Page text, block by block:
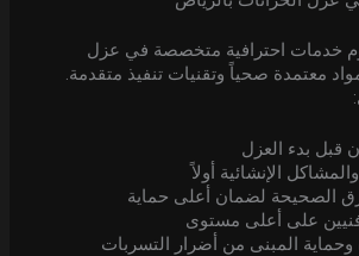
خدمات احترافية متخصصة في عزل
معتمدة صحياً وتقنيات تنفيذ متقدمة.
بدء العزل
الإنشائية أولاً
الصحيحة لضمان أعلى حماية
على أعلى مستوى
المبنى من أضرار التسربات